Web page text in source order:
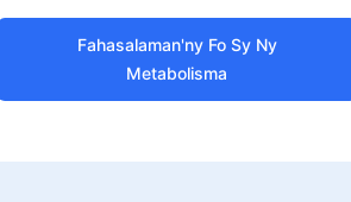
Fahasalaman'ny Fo Sy Ny
Metabolisma